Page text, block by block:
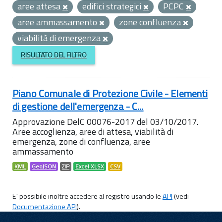
aree attesa
edifici strategici
PCPC
aree ammassamento
zone confluenza
viabilità di emergenza
RISULTATO DEL FILTRO
Piano Comunale di Protezione Civile - Elementi
di gestione dell'emergenza - C...
Approvazione DelC 00076-2017 del 03/10/2017.
Aree accoglienza, aree di attesa, viabilità di
emergenza, zone di confluenza, aree
ammassamento
KML GeoJSON ZIP Excel XLSX CSV
E' possibile inoltre accedere al registro usando leAPI(vedi
Documentazione API).